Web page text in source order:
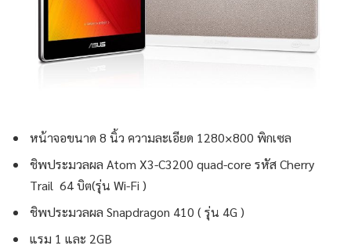
หน้าจอขนาด 8 นิ้ว ความละเอียด 1280×800 พิกเซล
ชิพประมวลผล Atom X3-C3200 quad-core รหัส Cherry
Trail 64 บิต(รุ่น Wi-Fi )
ชิพประมวลผล Snapdragon 410 ( รุ่น 4G )
แรม 1 และ 2GB